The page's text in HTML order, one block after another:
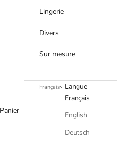
Lingerie
Divers
Sur mesure
Français
Langue
Français
English
Deutsch
Panier